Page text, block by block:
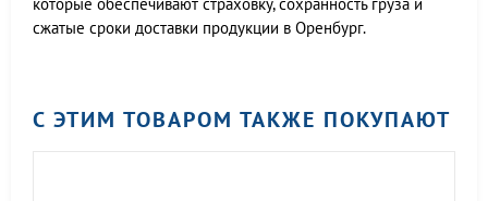
сжатые сроки доставки продукции в Оренбург.
С ЭТИМ ТОВАРОМ ТАКЖЕ ПОКУПАЮТ